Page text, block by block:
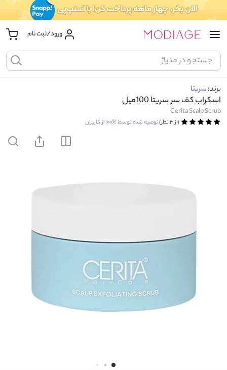
ورود/ثبت نام
برند:سریتا
اسکراب کف سر سریتا 100میل
Cerita Scalp Scrub
(از ۳ نظر) توصیه شده توسط%۱۰۰ از کاربران